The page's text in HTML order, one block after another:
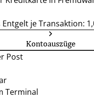
je Transaktion:
Kontoauszüge
Post
Terminal